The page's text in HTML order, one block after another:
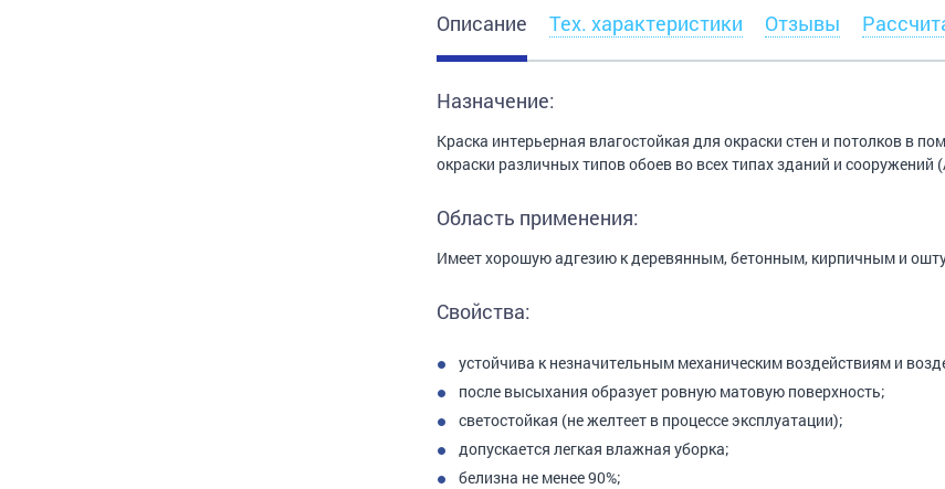
Описание Тех. характеристики Отзывы
Назначение:
Краска интерьерная влагостойкая для окраски стен и потолков в
окраски различных типов обоев во всех типах зданий и сооружений
Область применения:
Имеет хорошую адгезию к деревянным, бетонным, кирпичным и
Свойства:
устойчива к незначительным механическим воздействиям и
после высыхания образует ровную матовую поверхность;
светостойкая (не желтеет в процессе эксплуатации);
допускается легкая влажная уборка;
белизна не менее 90%;